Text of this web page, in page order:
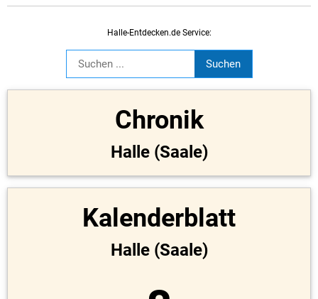
Halle-Entdecken.de Service:
Chronik
Halle (Saale)
Kalenderblatt
Halle (Saale)